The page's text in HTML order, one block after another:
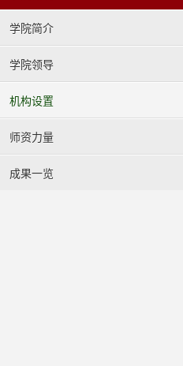
学院简介
学院领导
机构设置
师资力量
成果一览